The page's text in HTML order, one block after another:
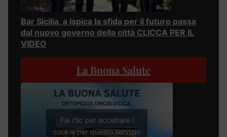
Bar Sicilia, a Ispica la sfida per il futuro passa
dal nuovo governo della città CLICCA PER IL
VIDEO
La Buona Salute
Fai clic per accettare i
cookie per questo servizio